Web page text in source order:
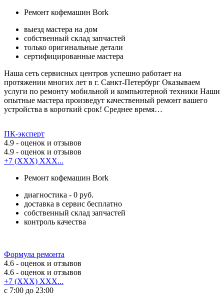
Ремонт кофемашин Bork
выезд мастера на дом
собственный склад запчастей
только оригинальные детали
сертифицированные мастера
Наша сеть сервисных центров успешно работает на
протяжении многих лет в г. Санкт-Петербург Оказываем
услуги по ремонту мобильной и компьютерной техники Наши
опытные мастера произведут качественный ремонт вашего
устройства в короткий срок! Среднее время…
ПК-эксперт
4.9 - оценок и отзывов
4.9 - оценок и отзывов
+7 (XXX) XXX...
Ремонт кофемашин Bork
диагностика - 0 руб.
доставка в сервис бесплатно
собственный склад запчастей
контроль качества
Формула ремонта
4.6 - оценок и отзывов
4.6 - оценок и отзывов
+7 (XXX) XXX...
с 7:00 до 23:00